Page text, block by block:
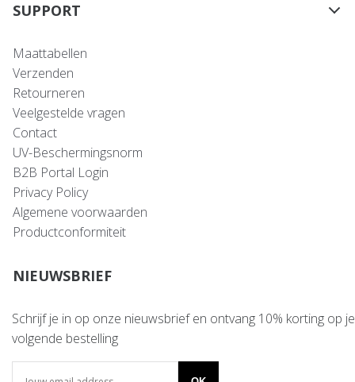
SUPPORT
Maattabellen
Verzenden
Retourneren
Veelgestelde vragen
Contact
UV-Beschermingsnorm
B2B Portal Login
Privacy Policy
Algemene voorwaarden
Productconformiteit
NIEUWSBRIEF
Schrijf je in op onze nieuwsbrief en ontvang 10% korting op je
volgende bestelling